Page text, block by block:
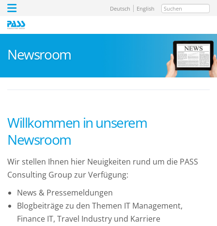
Suchen
Deutsch English
Newsroom
Willkommen in unserem
Newsroom
Wir stellen Ihnen hier Neuigkeiten rund um die PASS
Consulting Group zur Verfügung:
News & Pressemeldungen
Blogbeiträge zu den Themen IT Management,
Finance IT, Travel Industry und Karriere